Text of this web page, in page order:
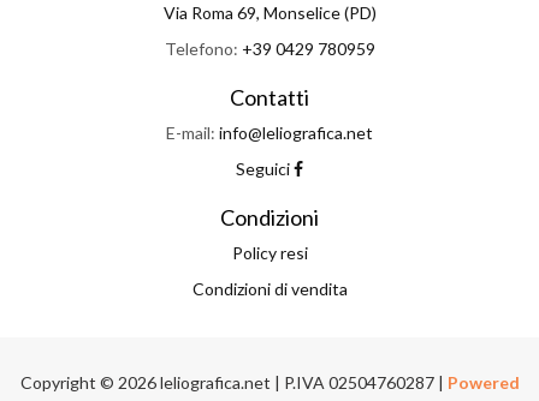
Via Roma 69, Monselice (PD)
Telefono: +39 0429 780959
Contatti
E-mail: info@leliografica.net
Seguici
Condizioni
Policy resi
Condizioni di vendita
Copyright © 2026 leliografica.net | P.IVA 02504760287 | Powered